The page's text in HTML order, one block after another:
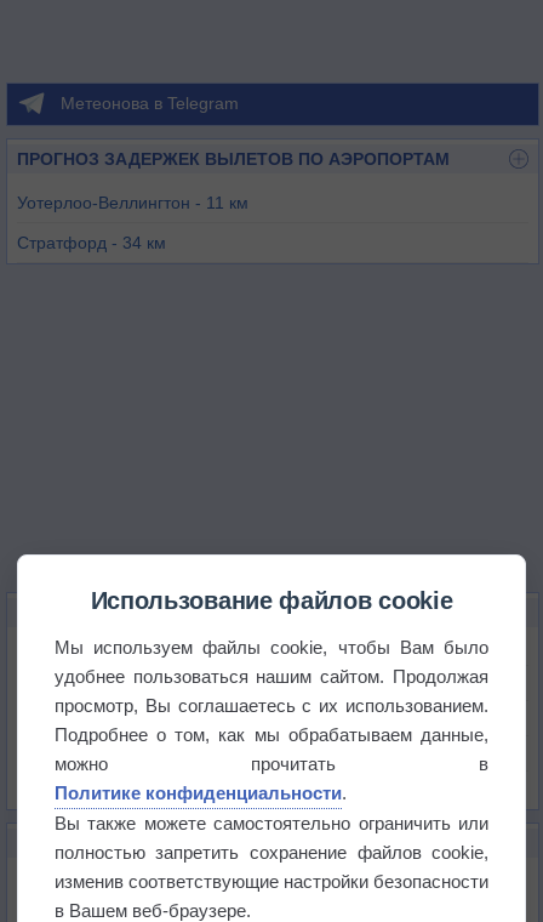
Метеонова в Telegram
ПРОГНОЗ ЗАДЕРЖЕК ВЫЛЕТОВ ПО АЭРОПОРТАМ
Уотерлоо-Веллингтон - 11 км
Стратфорд - 34 км
КАРТЫ ПОГОДЫ В ВАТЕРЛОО
Температура
Давление
Осадки
Список всех карт
Июль в России стал самым тёплым за всю
историю
Использование файлов cookie
Мы используем файлы cookie, чтобы Вам было
удобнее пользоваться нашим сайтом. Продолжая
просмотр, Вы соглашаетесь с их использованием.
Подробнее о том, как мы обрабатываем данные,
можно прочитать в
Политике конфиденциальности.
Вы также можете самостоятельно ограничить или
полностью запретить сохранение файлов cookie,
изменив соответствующие настройки безопасности
в Вашем веб-браузере.